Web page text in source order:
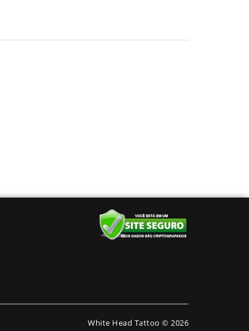
White Head Tattoo © 2026